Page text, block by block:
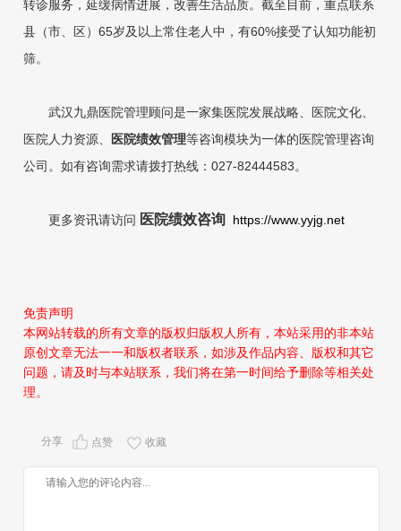
转诊服务，延缓病情进展，改善生活品质。截至目前，重点联系
县（市、区）65岁及以上常住老人中，有60%接受了认知功能初
筛。
武汉九鼎医院管理顾问是一家集医院发展战略、医院文化、
医院人力资源、 医院绩效管理等咨询模块为一体的医院管理咨询
公司。如有咨询需求请拨打热线：027-82444583。
更多资讯请访问 医院绩效咨询 https://www.yyjg.net
免责声明
本网站转载的所有文章的版权归版权人所有，本站采用的非本站
原创文章无法一一和版权者联系，如涉及作品内容、版权和其它
问题，请及时与本站联系，我们将在第一时间给予删除等相关处
理。
分享 点赞 收藏